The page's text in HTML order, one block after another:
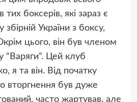
боксерів, які зараз є
України з боксу,
цього, він був членом
“Варяги”. Цей клуб
я та він. Від початку
вторгнення був дуже
часто жартував, але